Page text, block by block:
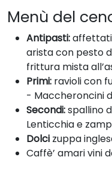
Menù del
Antipasti:affettati
arista con pesto
frittura mista
Primi: ravioli con
- Maccheroncini
Secondi:spallino
Lenticchia e
Dolci zuppa
Caffè’ amari vini